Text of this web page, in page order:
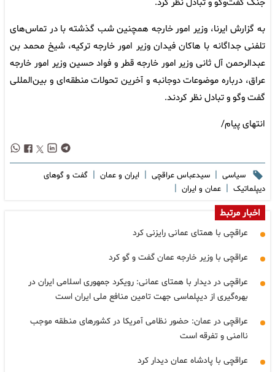
به گزارش ایرنا، وزیر امور خارجه همچنین شب گذشته با در تماس‌های
تلفنی جداگانه با هاکان فیدان وزیر امور خارجه ترکیه، شیخ محمد بن
عبدالرحمن آل ثانی وزیر امور خارجه قطر و فواد حسین وزیر امور خارجه
عراق، درباره موضوعات دوجانبه و آخرین تحولات منطقه‌ای و بین‌المللی
گفت وگو و تبادل نظر کردند.
انتهای پیام/
سیاسی | سیدعباس عراقچی | ایران و عمان | گفت و گوهای
دیپلماتیک | عمان و ایران |
اخبار مرتبط
عراقچی با همتای عمانی رایزنی کرد
عراقچی با وزیر خارجه عمان گفت و گو کرد
عراقچی در دیدار با همتای عمانی: رویکرد جمهوری اسلامی ایران در
بهره‌گیری از دیپلماسی جهت تامین منافع ملی ایران است
عراقچی در عمان: حضور نظامی آمریکا در کشورهای منطقه موجب
ناامنی و تفرقه است
عراقچی با پادشاه عمان دیدار کرد